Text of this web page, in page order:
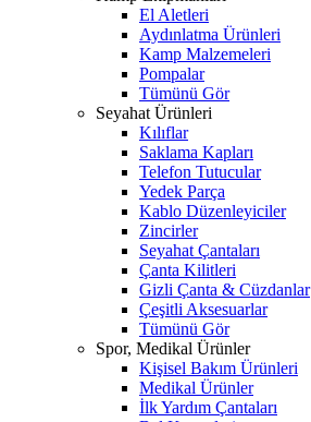
El Aletleri
Aydınlatma Ürünleri
Kamp Malzemeleri
Pompalar
Tümünü Gör
Seyahat Ürünleri
Kılıflar
Saklama Kapları
Telefon Tutucular
Yedek Parça
Kablo Düzenleyiciler
Zincirler
Seyahat Çantaları
Çanta Kilitleri
Gizli Çanta & Cüzdanlar
Çeşitli Aksesuarlar
Tümünü Gör
Spor, Medikal Ürünler
Kişisel Bakım Ürünleri
Medikal Ürünler
İlk Yardım Çantaları